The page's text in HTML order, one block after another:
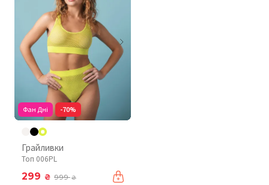
Фан Дні -70%
Грайливки
Топ 006PL
299 ₴ 999₴